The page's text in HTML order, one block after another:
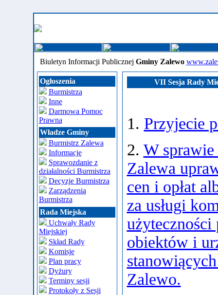
Biuletyn Informacji Publicznej Gminy Zalewo
Ogłoszenia
Burmistrza
Inne
Darmowa Pomoc
Prawna
Władze Gminy
Burmistrz Zalewa
Informacje
Sprawozdanie z
działalności Burmistrza
Decyzje Burmistrza
Zarządzenia
Burmistrza
Rada Miejska
Uchwały Rady
Miejskiej
Skład Rady
Komisje
Plan pracy
Dyżury
Terminy sesji
Protokoły z Sesji
VII Sesja Rady
1. Przyjecie
2. W
Zalewa
cen i opłat
za usługi
użyteczności
obiektów i
Zalewo.